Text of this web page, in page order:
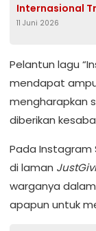
Internasional
2026
11 Juni 2026
Pelantun lagu
mendapat
mengharapkan
diberikan
Pada
di laman
warganya
apapun untuk